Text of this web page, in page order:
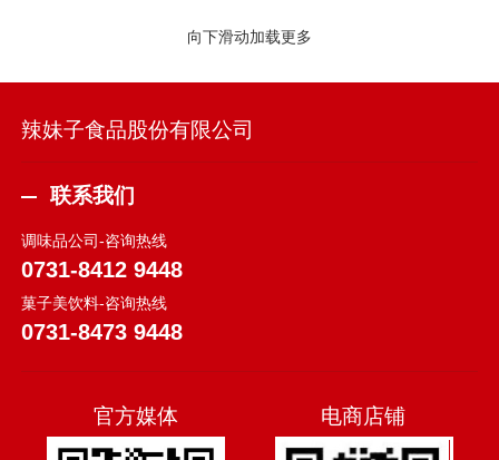
向下滑动加载更多
辣妹子食品股份有限公司
联系我们
调味品公司-咨询热线
0731-8412 9448
菓子美饮料-咨询热线
0731-8473 9448
官方媒体 电商店铺